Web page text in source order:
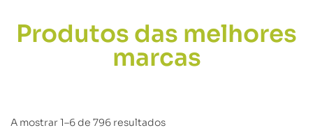
Produtos das melhores
marcas
A mostrar 1–6 de 796 resultados